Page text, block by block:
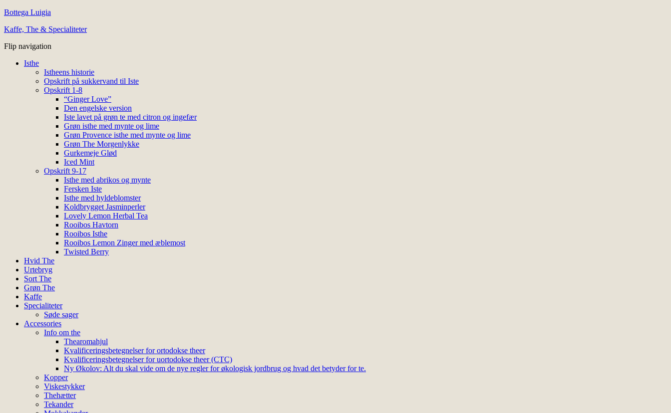
Bottega Luigia
Kaffe, The & Specialiteter
Flip navigation
Isthe
Istheens historie
Opskrift på sukkervand til Iste
Opskrift 1-8
“Ginger Love”
Den engelske version
Iste lavet på grøn te med citron og ingefær
Grøn isthe med mynte og lime
Grøn Provence isthe med mynte og lime
Grøn The Morgenlykke
Gurkemeje Glød
Iced Mint
Opskrift 9-17
Isthe med abrikos og mynte
Fersken Iste
Isthe med hyldeblomster
Koldbrygget Jasminperler
Lovely Lemon Herbal Tea
Rooibos Havtorn
Rooibos Isthe
Rooibos Lemon Zinger med æblemost
Twisted Berry
Hvid The
Urtebryg
Sort The
Grøn The
Kaffe
Specialiteter
Søde sager
Accessories
Info om the
Thearomahjul
Kvalificeringsbetegnelser for ortodokse theer
Kvalificeringsbetegnelser for uortodokse theer (CTC)
Ny Økolov: Alt du skal vide om de nye regler for økologisk jordbrug og hvad det betyder for te.
Kopper
Viskestykker
Thehætter
Tekander